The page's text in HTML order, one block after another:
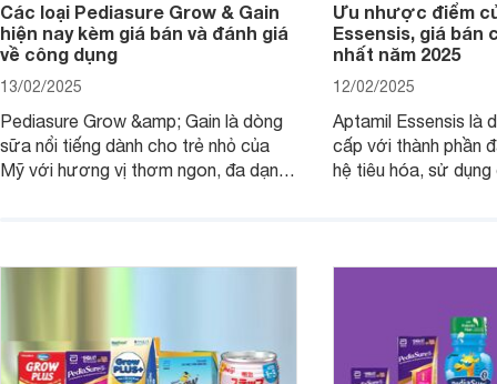
Các loại Pediasure Grow & Gain
hiện nay kèm giá bán và đánh giá
về công dụng
13/02/2025
Pediasure Grow &amp; Gain là dòng
sữa nổi tiếng dành cho trẻ nhỏ của
Mỹ với hương vị thơm ngon, đa dạng
Pediasure Grow &amp; Gain hiện nay
Ưu nhược điểm
Essensis, giá bán
nhất năm 2025
12/02/2025
Aptamil Essensis là
cấp với thành phần
hệ tiêu hóa, sử
cùng Websosanh.vn